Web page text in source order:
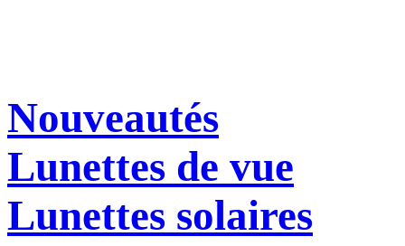
Nouveautés
Lunettes de vue
Lunettes solaires